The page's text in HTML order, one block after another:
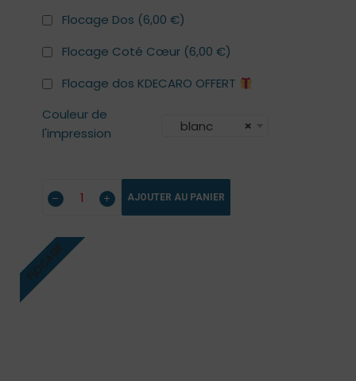
Flocage Dos (6,00 €)
Flocage Coté Cœur (6,00 €)
Flocage dos KDECARO OFFERT
Couleur de
l'impression
×
blanc
AJOUTER AU PANIER
FLOCAGE